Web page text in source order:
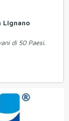
Lignano
di 50 Paesi.